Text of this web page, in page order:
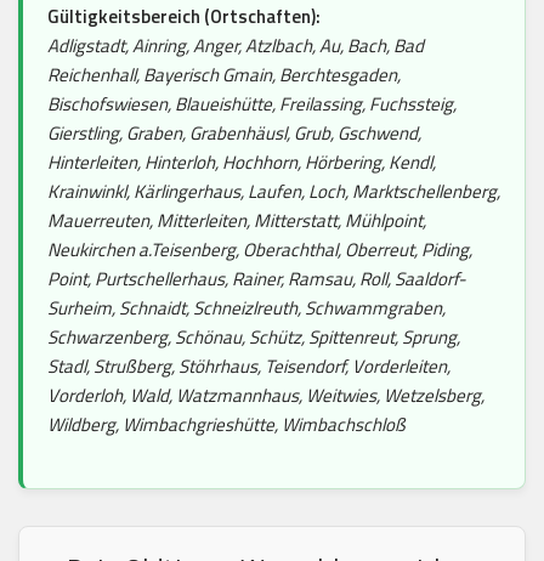
Gültigkeitsbereich (Ortschaften):
Adligstadt, Ainring, Anger, Atzlbach, Au, Bach, Bad
Reichenhall, Bayerisch Gmain, Berchtesgaden,
Bischofswiesen, Blaueishütte, Freilassing, Fuchssteig,
Gierstling, Graben, Grabenhäusl, Grub, Gschwend,
Hinterleiten, Hinterloh, Hochhorn, Hörbering, Kendl,
Krainwinkl, Kärlingerhaus, Laufen, Loch, Marktschellenberg,
Mauerreuten, Mitterleiten, Mitterstatt, Mühlpoint,
Neukirchen a.Teisenberg, Oberachthal, Oberreut, Piding,
Point, Purtschellerhaus, Rainer, Ramsau, Roll, Saaldorf-
Surheim, Schnaidt, Schneizlreuth, Schwammgraben,
Schwarzenberg, Schönau, Schütz, Spittenreut, Sprung,
Stadl, Strußberg, Stöhrhaus, Teisendorf, Vorderleiten,
Vorderloh, Wald, Watzmannhaus, Weitwies, Wetzelsberg,
Wildberg, Wimbachgrieshütte, Wimbachschloß